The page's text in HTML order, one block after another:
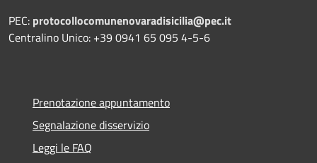
PEC: protocollocomunenovaradisicilia@pec.it
Centralino Unico: +39 0941 65 095 4-5-6
Prenotazione appuntamento
Segnalazione disservizio
Leggi le FAQ